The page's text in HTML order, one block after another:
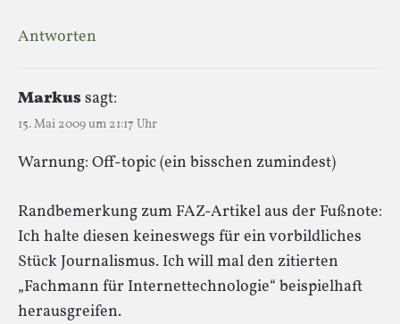
Antworten
Markussagt:
15. Mai 2009 um 21:17 Uhr
Warnung: Off-topic (ein bisschen zumindest)
Randbemerkung zum FAZ-Artikel aus der Fußnote:
Ich halte diesen keineswegs für ein vorbildliches
Stück Journalismus. Ich will mal den zitierten
„Fachmann für Internettechnologie“ beispielhaft
herausgreifen.